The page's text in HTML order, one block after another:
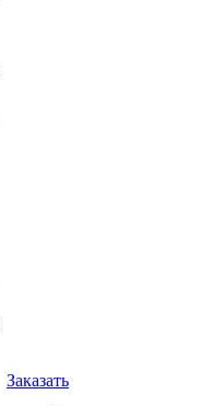
Заказать